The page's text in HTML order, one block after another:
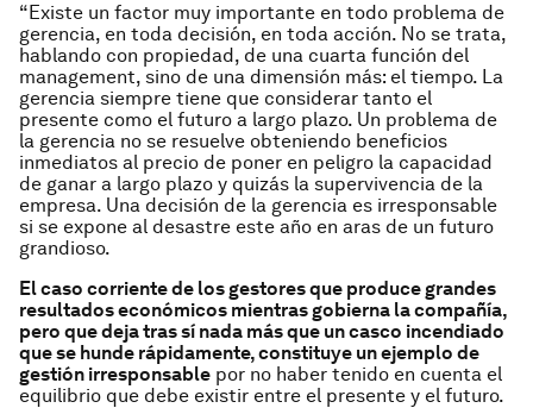
“Existe un factor muy importante en todo problema de
gerencia, en toda decisión, en toda acción. No se trata,
hablando con propiedad, de una cuarta función del
management, sino de una dimensión más: el tiempo. La
gerencia siempre tiene que considerar tanto el
presente como el futuro a largo plazo. Un problema de
la gerencia no se resuelve obteniendo beneficios
inmediatos al precio de poner en peligro la capacidad
de ganar a largo plazo y quizás la supervivencia de la
empresa. Una decisión de la gerencia es irresponsable
si se expone al desastre este año en aras de un futuro
grandioso.
El caso corriente de los gestores que produce grandes
resultados económicos mientras gobierna la compañía,
pero que deja tras sí nada más que un casco incendiado
que se hunde rápidamente, constituye un ejemplo de
gestión irresponsable por no haber tenido en cuenta el
equilibrio que debe existir entre el presente y el futuro.